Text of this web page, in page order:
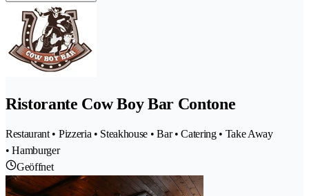
Ristorante Cow Boy Bar Contone
Restaurant • Pizzeria • Steakhouse • Bar • Catering • Take Away
• Hamburger
Geöffnet